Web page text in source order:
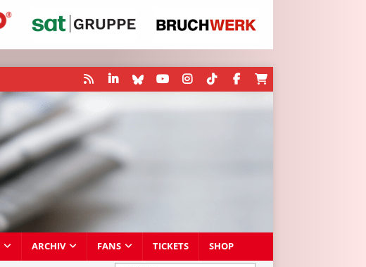
ARCHIV FANS TICKETS SHOP